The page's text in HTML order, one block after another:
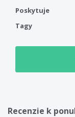
Poskytuje
Tagy
Recenzie k